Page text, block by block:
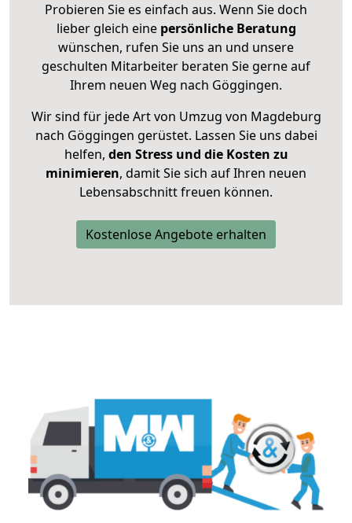
Probieren Sie es einfach aus. Wenn Sie doch
lieber gleich eine persönliche Beratung
wünschen, rufen Sie uns an und unsere
geschulten Mitarbeiter beraten Sie gerne auf
Ihrem neuen Weg nach Göggingen.
Wir sind für jede Art von Umzug von Magdeburg
nach Göggingen gerüstet. Lassen Sie uns dabei
helfen, den Stress und die Kosten zu
minimieren, damit Sie sich auf Ihren neuen
Lebensabschnitt freuen können.
Kostenlose Angebote erhalten